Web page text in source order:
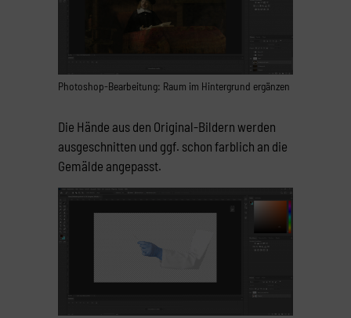
Photoshop-Bearbeitung: Raum im Hintergrund ergänzen
Die Hände aus den Original-Bildern werden
ausgeschnitten und ggf. schon farblich an die
Gemälde angepasst.